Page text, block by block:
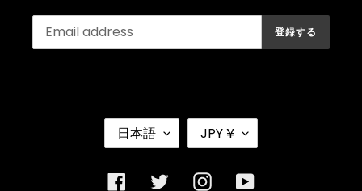
登録する
言
語日本語
通
貨JPY ¥
Facebook Twitter InstagramYouTube